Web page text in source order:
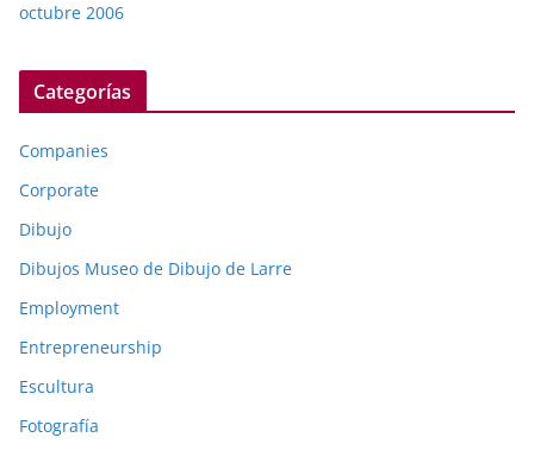
octubre 2006
Categorías
Companies
Corporate
Dibujo
Dibujos Museo de Dibujo de Larre
Employment
Entrepreneurship
Escultura
Fotografía